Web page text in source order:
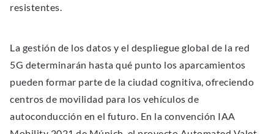
resistentes.
La gestión de los datos y el despliegue global de la red
5G determinarán hasta qué punto los aparcamientos
pueden formar parte de la ciudad cognitiva, ofreciendo
centros de movilidad para los vehículos de
autoconducción en el futuro. En la convención IAA